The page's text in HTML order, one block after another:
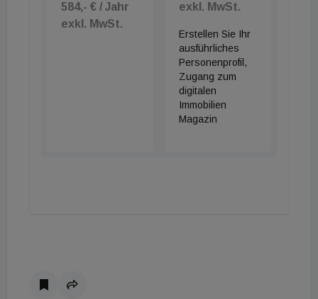
584,- € / Jahr
exkl. MwSt.
exkl. MwSt.
Erstellen Sie Ihr
ausführliches
Personenprofil,
Zugang zum
digitalen
Immobilien
Magazin